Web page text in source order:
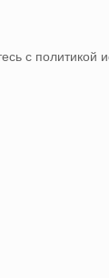
с политикой